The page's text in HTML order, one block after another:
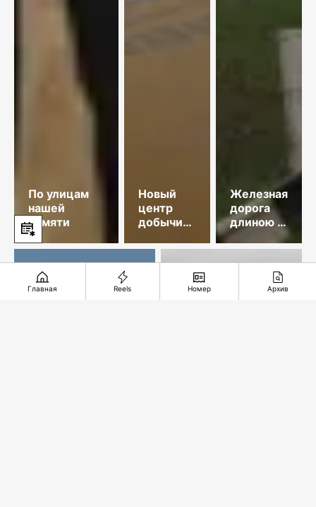
По улицам
нашей
памяти
Новый
центр
добычи
Железная
дорога
длиною в
35 лет
Главная Reels Номер Архив